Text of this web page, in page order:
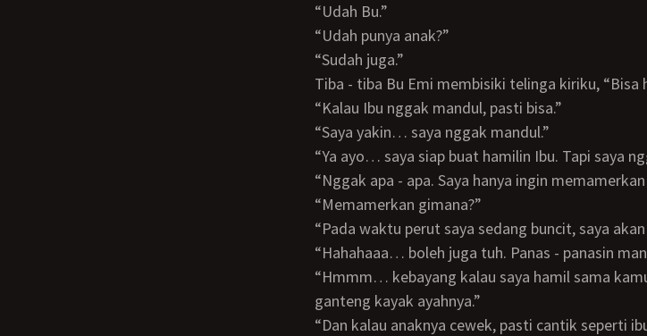
“Udah Bu.”
“Udah punya anak?”
“Sudah juga.”
Tiba - tiba Bu Emi membisiki telinga kiriku, “Bisa
“Kalau Ibu nggak mandul, pasti bisa.”
“Saya yakin… saya nggak mandul.”
“Ya ayo… saya siap buat hamilin Ibu. Tapi saya
“Nggak apa - apa. Saya hanya ingin
“Memamerkan gimana?”
“Pada waktu perut saya sedang buncit, saya
“Hahahaaa… boleh juga tuh. Panas - panasin
“Hmmm… kebayang kalau saya hamil sama kamu Sam. Kalau anaknya cowok, pasti
ganteng kayak ayahnya.”
“Dan kalau anaknya cewek, pasti cantik seperti